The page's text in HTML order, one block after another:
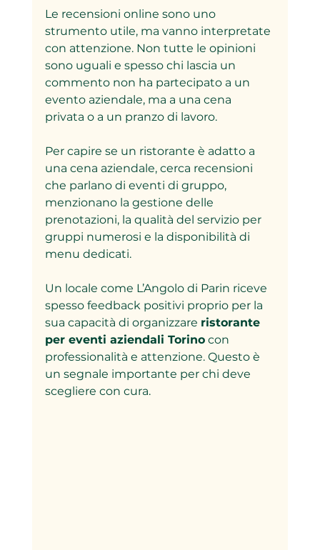
Le recensioni online sono uno
strumento utile, ma vanno interpretate
con attenzione. Non tutte le opinioni
sono uguali e spesso chi lascia un
commento non ha partecipato a un
evento aziendale, ma a una cena
privata o a un pranzo di lavoro.
Per capire se un ristorante è adatto a
una cena aziendale, cerca recensioni
che parlano di eventi di gruppo,
menzionano la gestione delle
prenotazioni, la qualità del servizio per
gruppi numerosi e la disponibilità di
menu dedicati.
Un locale come L’Angolo di Parin riceve
spesso feedback positivi proprio per la
sua capacità di organizzare ristorante
per eventi aziendali Torino con
professionalità e attenzione. Questo è
un segnale importante per chi deve
scegliere con cura.